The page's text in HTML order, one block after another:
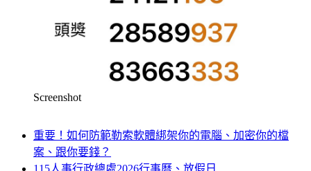
Screenshot
重要！如何防範勒索軟體綁架你的電腦、加密你的檔
案、跟你要錢？
115人事行政總處2026行事曆、放假日